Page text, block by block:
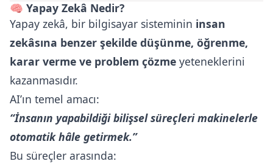
🧠 Yapay Zekâ Nedir?
Yapay zekâ, bir bilgisayar sisteminin insan
zekâsına benzer şekilde düşünme, öğrenme,
karar verme ve problem çözme yeteneklerini
kazanmasıdır.
AI’ın temel amacı:
“İnsanın yapabildiği bilişsel süreçleri makinelerle
otomatik hâle getirmek.”
Bu süreçler arasında: